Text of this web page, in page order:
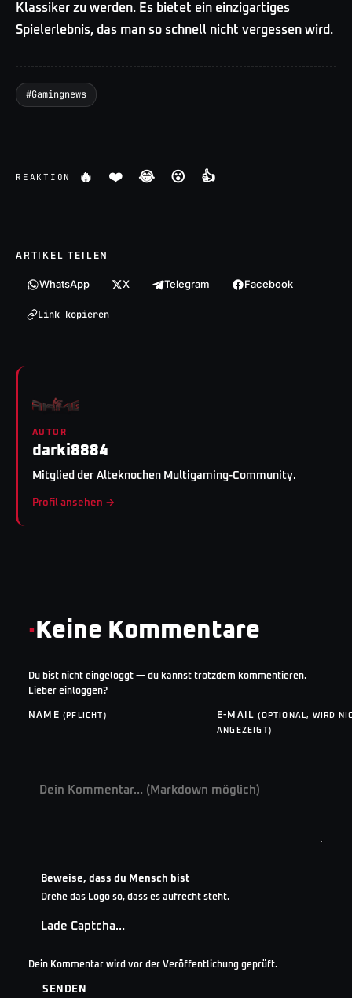
Klassiker zu werden. Es bietet ein einzigartiges
Spielerlebnis, das man so schnell nicht vergessen wird.
#Gamingnews
REAKTION 🔥 ❤️ 😂 😮 👍
ARTIKEL TEILEN
WhatsApp X Telegram Facebook
Link kopieren
AUTOR
darki8884
Mitglied der Alteknochen Multigaming-Community.
Profil ansehen →
· Keine Kommentare
Du bist nicht eingeloggt — du kannst trotzdem kommentieren.
Lieber einloggen?
NAME (PFLICHT) E-MAIL(OPTIONAL, WIRD
ANGEZEIGT)
Beweise, dass du Mensch bist
Drehe das Logo so, dass es aufrecht steht.
Lade Captcha…
Dein Kommentar wird vor der Veröffentlichung geprüft.
SENDEN